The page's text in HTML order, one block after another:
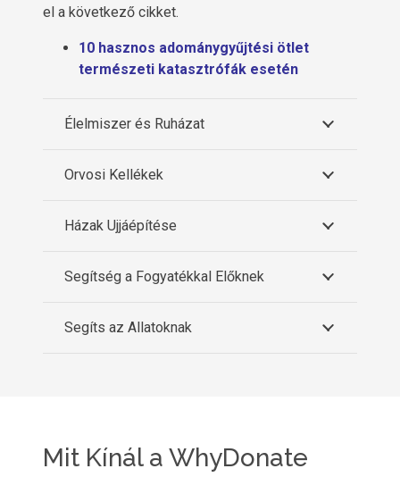
el a következő cikket.
10 hasznos adománygyűjtési ötlet
természeti katasztrófák esetén
Élelmiszer és Ruházat
Orvosi Kellékek
Házak Ujjáépítése
Segítség a Fogyatékkal Előknek
Segíts az Allatoknak
Mit Kínál a WhyDonate